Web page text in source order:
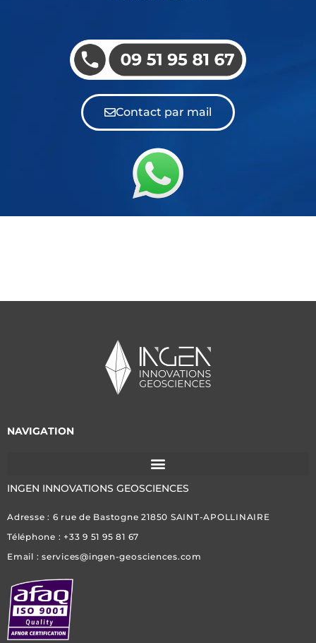
Contact par mail
NAVIGATION
INGEN INNOVATIONS GEOSCIENCES
Adresse : 6 rue de Bastogne 21850 SAINT-APOLLINAIRE
Téléphone : +33 9 51 95 81 67
Email : services@ingen-geosciences.com